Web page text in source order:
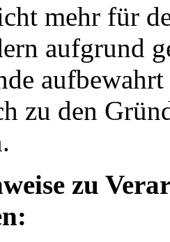
mehr für
aufgrund
zu den
zu